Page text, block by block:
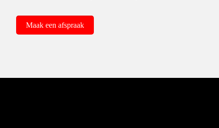
Maak een afspraak